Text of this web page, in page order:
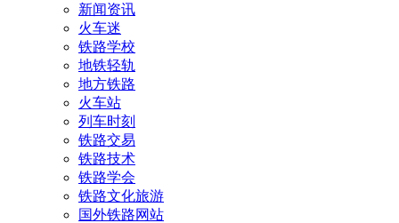
新闻资讯
火车迷
铁路学校
地铁轻轨
地方铁路
火车站
列车时刻
铁路交易
铁路技术
铁路学会
铁路文化旅游
国外铁路网站